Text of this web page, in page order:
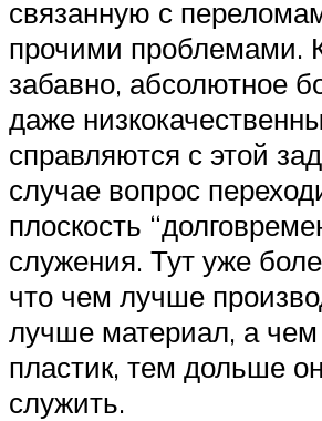
связанную с
прочими проблемами.
забавно, абсолютное
даже
справляются с этой
случае вопрос
плоскость
служения. Тут уже
что чем лучше
лучше материал, а
пластик, тем дольше
служить.